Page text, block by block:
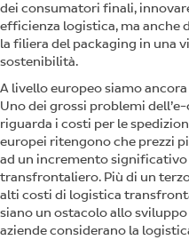
dei consumatori finali,
efficienza logistica, ma anche
la filiera del packaging in una
sostenibilità.
A livello europeo siamo
Uno dei grossi problemi
riguarda i costi per le
europei ritengono che prezzi
ad un incremento
transfrontaliero. Più di un
alti costi di logistica
siano un ostacolo allo
aziende considerano la